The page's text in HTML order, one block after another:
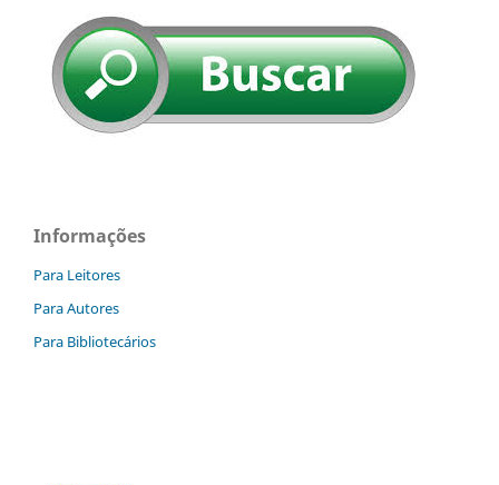
Informações
Para Leitores
Para Autores
Para Bibliotecários